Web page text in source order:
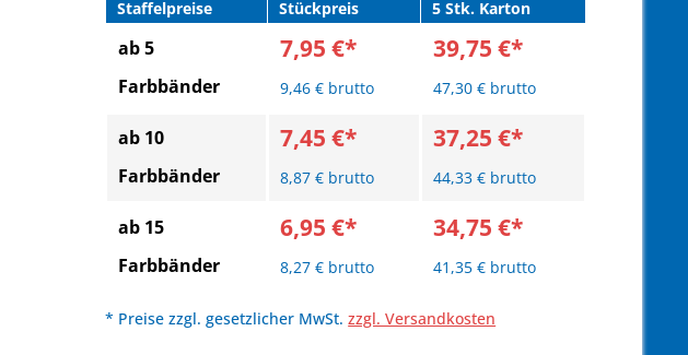
Staffelpreise Stückpreis 5 Stk. Karton
ab 5
Farbbänder
7,95 €*
9,46 € brutto
39,75 €*
47,30 € brutto
ab 10
Farbbänder
7,45 €*
8,87 € brutto
37,25 €*
44,33 € brutto
ab 15
Farbbänder
6,95 €*
8,27 € brutto
34,75 €*
41,35 € brutto
* Preise zzgl. gesetzlicher MwSt.zzgl. Versandkosten